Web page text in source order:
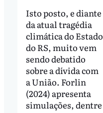
Isto posto, e diante
da atual tragédia
climática do Estado
do RS, muito vem
sendo debatido
sobre a dívida com
a União. Forlin
(2024) apresenta
simulações, dentre